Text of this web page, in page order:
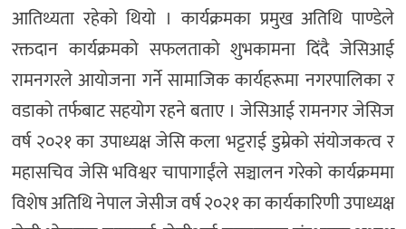
आतिथ्यता रहेको थियो । कार्यक्रमका प्रमुख अतिथि पाण्डेले
रक्तदान कार्यक्रमको सफलताको शुभकामना दिंदै जेसिआई
रामनगरले आयोजना गर्ने सामाजिक कार्यहरूमा नगरपालिका र
वडाको तर्फबाट सहयोग रहने बताए । जेसिआई रामनगर जेसिज
वर्ष २०२१ का उपाध्यक्ष जेसि कला भट्टराई डुम्रेको संयोजकत्व र
महासचिव जेसि भविश्वर चापागाईंले सञ्चालन गरेको कार्यक्रममा
विशेष अतिथि नेपाल जेसीज वर्ष २०२१ का कार्यकारिणी उपाध्यक्ष